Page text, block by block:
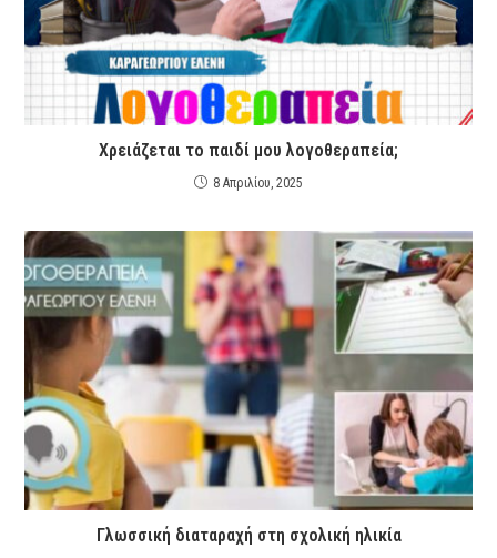
Χρειάζεται το παιδί μου λογοθεραπεία;
8 Απριλίου, 2025
Γλωσσική διαταραχή στη σχολική ηλικία